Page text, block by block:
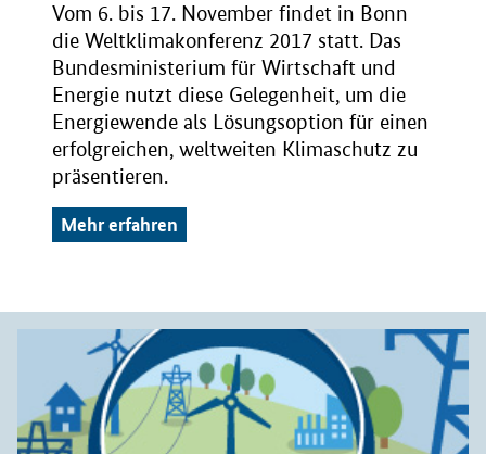
Vom 6. bis 17. November findet in Bonn
die Weltklimakonferenz 2017 statt. Das
Bundesministerium für Wirtschaft und
Energie nutzt diese Gelegenheit, um die
Energiewende als Lösungsoption für einen
erfolgreichen, weltweiten Klimaschutz zu
präsentieren.
Mehr erfahren